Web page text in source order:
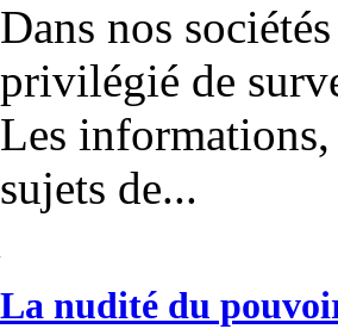
Dans nos
privilégié de
Les
sujets de...
La nudité du